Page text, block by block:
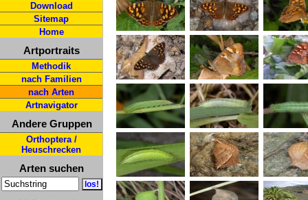
Download
Sitemap
Home
Artportraits
Methodik
nach Familien
nach Arten
Artnavigator
Andere Gruppen
Orthoptera /
Heuschrecken
Arten suchen